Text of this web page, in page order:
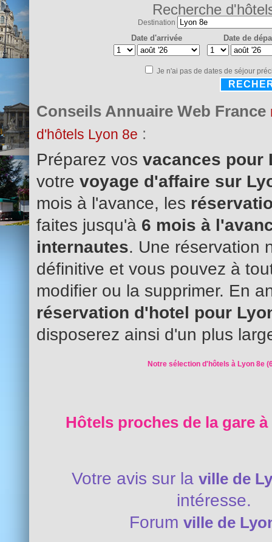
Recherche
Destination
Date d'arrivée Date de
Je n'ai pas de dates de séjour
Conseils Annuaire Web France
d'hôtels Lyon 8e :
Préparez vos vacances pour
votre voyage d'affaire sur
mois à l'avance, les
faites jusqu'à 6 mois à
internautes. Une réservation
définitive et vous pouvez à
modifier ou la supprimer. En
réservation d'hotel pour
disposerez ainsi d'un plus
Notre sélection d'hôtels à Lyon 8e
Hôtels proches de la gare à
Votre avis sur la ville de
intéresse.
Forum ville de